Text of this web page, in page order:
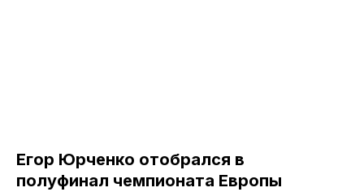
Егор Юрченко отобрался в
полуфинал чемпионата Европы